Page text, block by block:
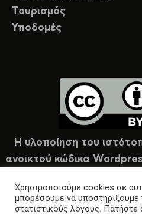
Τουρισμός
Υποδομές
Η υλοποίηση του
ανοικτού κώδικα
Χρησιμοποιούμε cookies σε
μπορέσουμε να υποστηρίξουμε
στατιστικούς λόγους.